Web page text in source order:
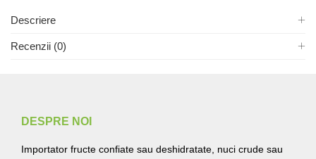
Descriere
Recenzii (0)
DESPRE NOI
Importator fructe confiate sau deshidratate, nuci crude sau